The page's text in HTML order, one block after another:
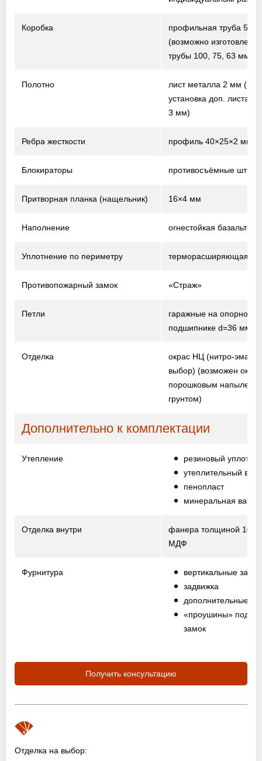
Коробка
профильная труба
(возможно
трубы 100, 75, 63 мм)
Полотно лист металла 2 мм
установка доп. листа
3 мм)
Ребра жесткости профиль 40×25×2 мм
Блокираторы противосъёмные штыри
Притворная планка (нащельник) 16×4 мм
Наполнение огнестойкая
Уплотнение по периметру терморасширяющаяся
Противопожарный замок «Страж»
Петли
гаражные на опорном
подшипнике d=36 мм
Отделка
окрас НЦ (нитро-эмаль,
выбор) (возможен окрас
порошковым
грунтом)
Дополнительно к комплектации
Утепление
резиновый
утеплительный
пенопласт
минеральная вата
Отделка внутри
фанера толщиной 10
МДФ
Фурнитура
вертикальные
задвижка
дополнительные
«проушины» под
замок
Получить консультацию
Отделка на выбор: